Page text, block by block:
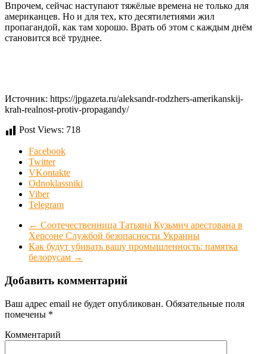
Впрочем, сейчас наступают тяжёлые времена не только для
американцев. Но и для тех, кто десятилетиями жил
пропагандой, как там хорошо. Врать об этом с каждым днём
становится всё труднее.
Источник: https://jpgazeta.ru/aleksandr-rodzhers-amerikanskij-
krah-realnost-protiv-propagandy/
Post Views: 718
Facebook
Twitter
VKontakte
Odnoklassniki
Viber
Telegram
← Соотечественница Татьяна Кузьмич арестована в
Херсоне Службой безопасности Украины
Как будут убивать вашу промышленность: памятка
белорусам →
Добавить комментарий
Ваш адрес email не будет опубликован. Обязательные поля
помечены *
Комментарий